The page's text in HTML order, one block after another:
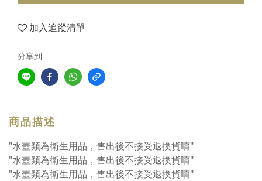
加入追蹤清單
分享到
商品描述
"水壺類為衛生用品，售出後不接受退換貨唷"
"水壺類為衛生用品，售出後不接受退換貨唷"
"水壺類為衛生用品，售出後不接受退換貨唷"